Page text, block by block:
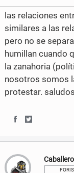
b
o
k
t
r
e
o
n
a
c
o
e
o
n
w
i
t
r
las relaciones
similares a las
pero no se
humillan cuando
la zanahoria
nosotros somos
protestar. saludos
h h
a